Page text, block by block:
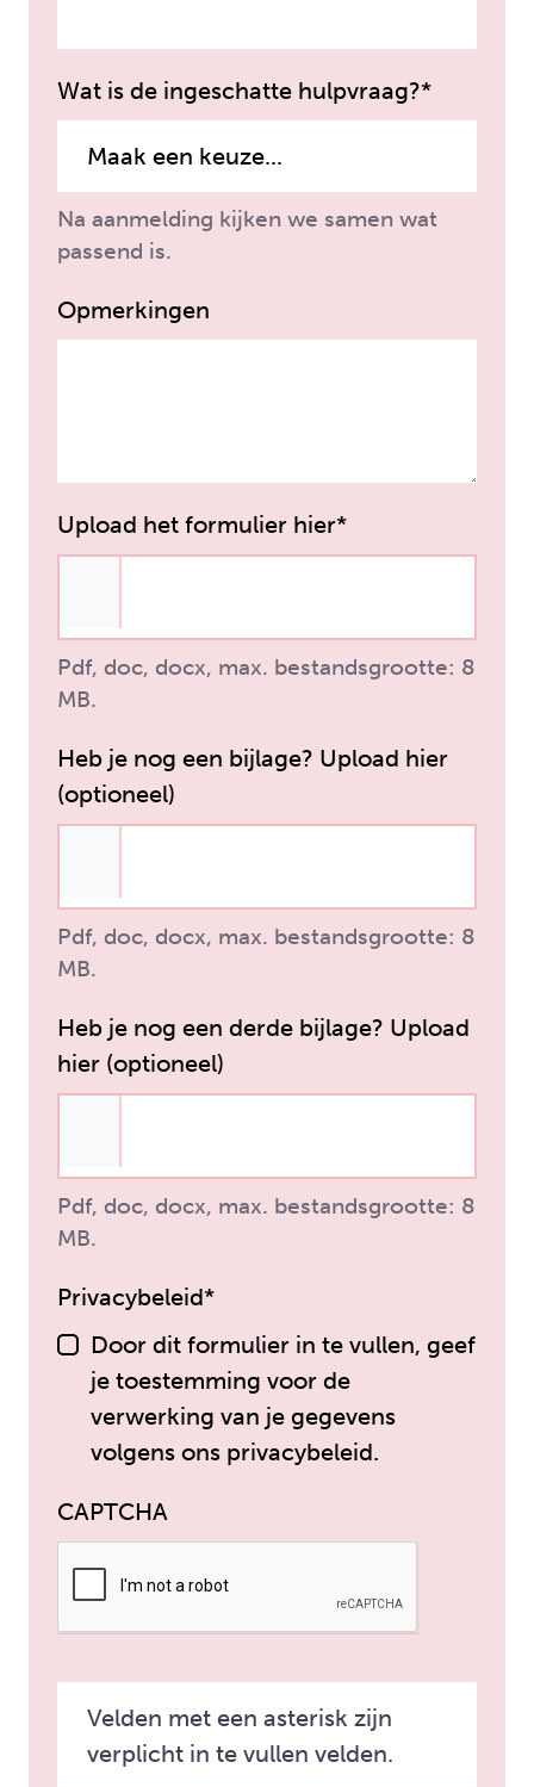
Wat is de ingeschatte hulpvraag?*
Na aanmelding kijken we samen wat
passend is.
Opmerkingen
Upload het formulier hier*
Pdf, doc, docx, max. bestandsgrootte: 8
MB.
Heb je nog een bijlage? Upload hier
(optioneel)
Pdf, doc, docx, max. bestandsgrootte: 8
MB.
Heb je nog een derde bijlage? Upload
hier (optioneel)
Pdf, doc, docx, max. bestandsgrootte: 8
MB.
Privacybeleid*
Door dit formulier in te vullen, geef
je toestemming voor de
verwerking van je gegevens
volgens ons privacybeleid.
CAPTCHA
Velden met een asterisk zijn
verplicht in te vullen velden.